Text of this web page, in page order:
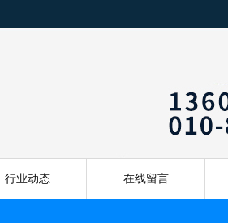
行业动态 在线留言